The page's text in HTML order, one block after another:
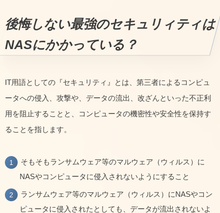
後悔しない最強のセキュリィティは
NASにかかっている？
IT用語としての『セキュリティ』とは、第三者によるコンピュ
ータへの侵入、攻撃や、データの流出、改ざんといった不正利
用を阻止することと、コンピュータの機密性や安全性を保持す
ることを指します。
そもそもランサムウェア等のマルウェア（ウィルス）に
NASやコンピュータに侵入されないようにすること
ランサムウェア等のマルウェア（ウィルス）にNASやコン
ピュータに侵入されたとしても、データが流出されないよ